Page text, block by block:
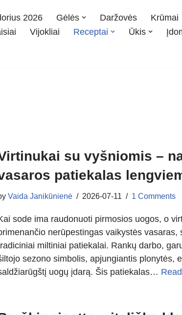
2026 Gėlės Daržovės Krūmai
Vijokliai Receptai Ūkis
su vyšniomis –
patiekalas
Vaida Janikūnienė 2026-07-11 1 Comments
sode ima raudonuoti pirmosios uogos, o
nerūpestingas vaikystės
miltiniai patiekalai. Rankų darbo,
sezono simbolis, apjungiantis plonytės,
uogų įdarą. Šis patiekalas…